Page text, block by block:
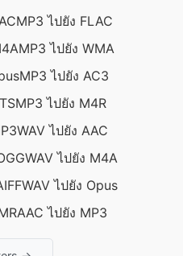
MP3 ไปยัง FLAC
MP3 ไปยัง WMA
MP3 ไปยัง AC3
MP3 ไปยัง M4R
WAV ไปยัง AAC
WAV ไปยัง M4A
WAV ไปยัง Opus
AAC ไปยัง MP3